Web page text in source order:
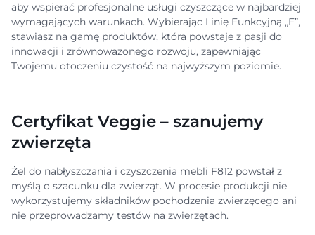
aby wspierać profesjonalne usługi czyszczące w najbardziej
wymagających warunkach. Wybierając Linię Funkcyjną „F”,
stawiasz na gamę produktów, która powstaje z pasji do
innowacji i zrównoważonego rozwoju, zapewniając
Twojemu otoczeniu czystość na najwyższym poziomie.
Certyfikat Veggie – szanujemy
zwierzęta
Żel do nabłyszczania i czyszczenia mebli F812 powstał z
myślą o szacunku dla zwierząt. W procesie produkcji nie
wykorzystujemy składników pochodzenia zwierzęcego ani
nie przeprowadzamy testów na zwierzętach.